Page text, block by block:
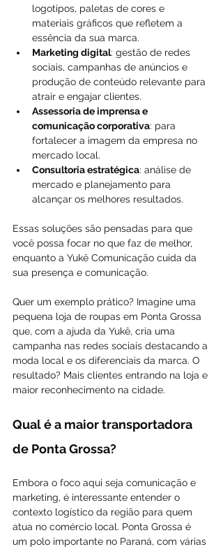
logotipos, paletas de cores e
materiais gráficos que refletem a
essência da sua marca.
Marketing digital: gestão de redes
sociais, campanhas de anúncios e
produção de conteúdo relevante para
atrair e engajar clientes.
Assessoria de imprensa e
comunicação corporativa: para
fortalecer a imagem da empresa no
mercado local.
Consultoria estratégica: análise de
mercado e planejamento para
alcançar os melhores resultados.
Essas soluções são pensadas para que
você possa focar no que faz de melhor,
enquanto a Yukê Comunicação cuida da
sua presença e comunicação.
Quer um exemplo prático? Imagine uma
pequena loja de roupas em Ponta Grossa
que, com a ajuda da Yukê, cria uma
campanha nas redes sociais destacando a
moda local e os diferenciais da marca. O
resultado? Mais clientes entrando na loja e
maior reconhecimento na cidade.
Qual é a maior transportadora
de Ponta Grossa?
Embora o foco aqui seja comunicação e
marketing, é interessante entender o
contexto logístico da região para quem
atua no comércio local. Ponta Grossa é
um polo importante no Paraná, com várias